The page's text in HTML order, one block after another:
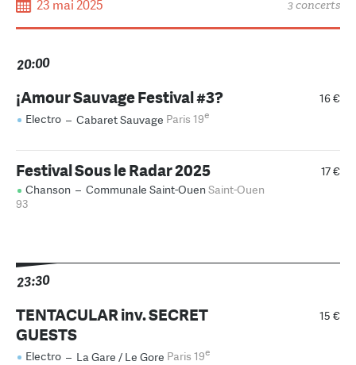
23 mai 2025 3 concerts
20:00
16 €
¡Amour Sauvage Festival #3?
Electro – Cabaret Sauvage Paris 19e
17 €
Festival Sous le Radar 2025
Chanson – Communale Saint-OuenSaint-Ouen
93
23:30
15 €
TENTACULAR inv. SECRET
GUESTS
Electro – La Gare / Le Gore Paris 19e